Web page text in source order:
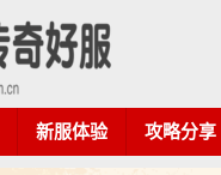
新服体验 攻略分享